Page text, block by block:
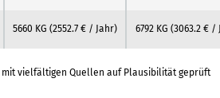
5660 KG (2552.7 € / Jahr) 6792 KG (3063.2 € /
vielfältigen Quellen auf Plausibilität geprüft